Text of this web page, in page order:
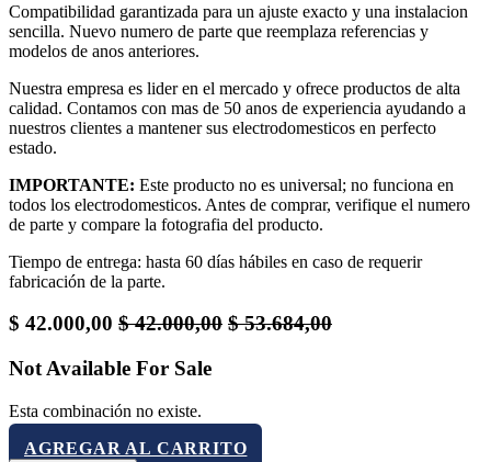
Compatibilidad garantizada para un ajuste exacto y una instalacion
sencilla. Nuevo numero de parte que reemplaza referencias y
modelos de anos anteriores.
Nuestra empresa es lider en el mercado y ofrece productos de alta
calidad. Contamos con mas de 50 anos de experiencia ayudando a
nuestros clientes a mantener sus electrodomesticos en perfecto
estado.
IMPORTANTE: Este producto no es universal; no funciona en
todos los electrodomesticos. Antes de comprar, verifique el numero
de parte y compare la fotografia del producto.
Tiempo de entrega: hasta 60 días hábiles en caso de requerir
fabricación de la parte.
$ 42.000,00 $42.000,00 $53.684,00
Not Available For Sale
Esta combinación no existe.
AGREGAR AL CARRITO